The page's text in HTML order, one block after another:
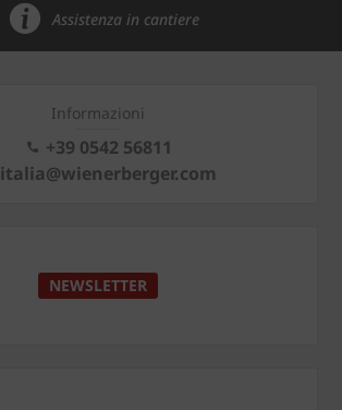
Assistenza in cantiere
Informazioni
+39 0542 56811
italia@wienerberger.com
NEWSLETTER